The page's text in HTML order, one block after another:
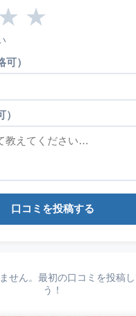
★ ★
）
口コミを投稿する
せん。最初の口コミを投稿し
う！